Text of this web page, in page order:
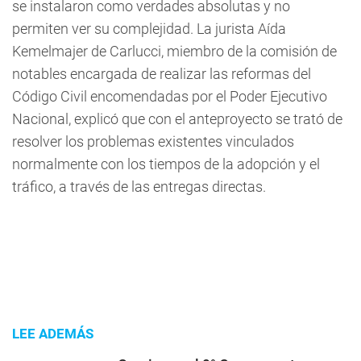
se instalaron como verdades absolutas y no
permiten ver su complejidad. La jurista Aída
Kemelmajer de Carlucci, miembro de la comisión de
notables encargada de realizar las reformas del
Código Civil encomendadas por el Poder Ejecutivo
Nacional, explicó que con el anteproyecto se trató de
resolver los problemas existentes vinculados
normalmente con los tiempos de la adopción y el
tráfico, a través de las entregas directas.
LEE ADEMÁS